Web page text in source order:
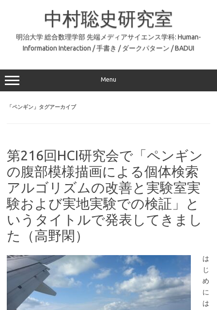
中村聡史研究室
明治大学 総合数理学部 先端メディアサイエンス学科: Human-
Information Interaction / 手書き / ダークパターン / BADUI
Menu
「ペンギン 」タグアーカイブ
第216回HCI研究会で「ペンギン
の腹部模様描画による個体検索
アルゴリズムの改善と実験室実
験および実地実験での検証」と
いうタイトルで発表してきまし
た（高野閑）
は
じ
め
に
は